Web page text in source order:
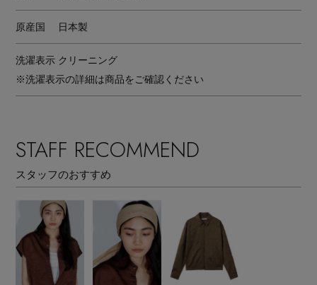
原産国 日本製
洗濯表示 クリーニング
※洗濯表示の詳細は商品をご確認ください
STAFF RECOMMEND
スタッフのおすすめ